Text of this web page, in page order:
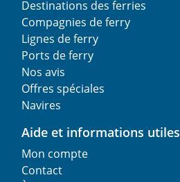
Destinations des ferries
Compagnies de ferry
Lignes de ferry
Ports de ferry
Nos avis
Offres spéciales
Navires
Aide et informations utiles
Mon compte
Contact